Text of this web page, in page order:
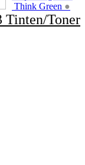
Think Green ●
Tinten/Toner